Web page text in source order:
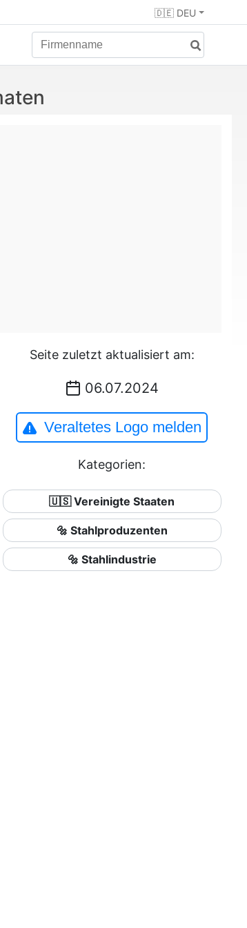
🇩🇪 DEU
Seite zuletzt aktualisiert am:
06.07.2024
Veraltetes Logo melden
Kategorien:
🇺🇸 Vereinigte Staaten
🔩 Stahlproduzenten
🔩 Stahlindustrie